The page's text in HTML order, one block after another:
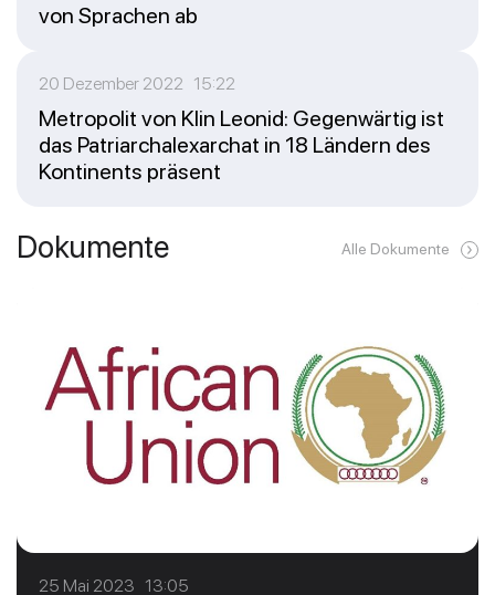
von Sprachen ab
20 Dezember 2022 15:22
Metropolit von Klin Leonid: Gegenwärtig ist
das Patriarchalexarchat in 18 Ländern des
Kontinents präsent
Dokumente Alle Dokumente
25 Mai 2023 13:05